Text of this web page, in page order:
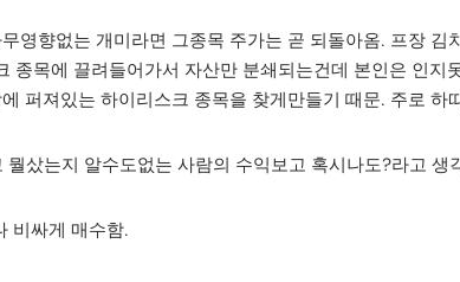
영향없는 개미라면 그종목 주가는 곧 되돌아옴. 프장
종목에 끌려들어가서 자산만 분쇄되는건데 본인은 인지
퍼져있는 하이리스크 종목을 찾게만들기 때문. 주로
샀는지 알수도없는 사람의 수익보고 혹시나도?라고 생
비싸게 매수함.